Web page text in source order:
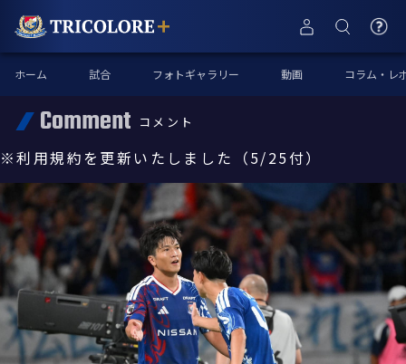
ホーム 試合 フォトギャラリー 動画 コラム・レ
Comment コメント
※利用規約を更新いたしました（5/25付）